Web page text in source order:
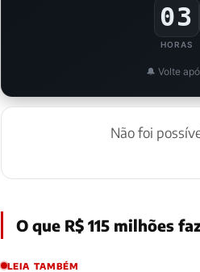
03
HORAS
🔔 Volte
Não foi
O que R$ 115 milhões
LEIA TAMBÉM